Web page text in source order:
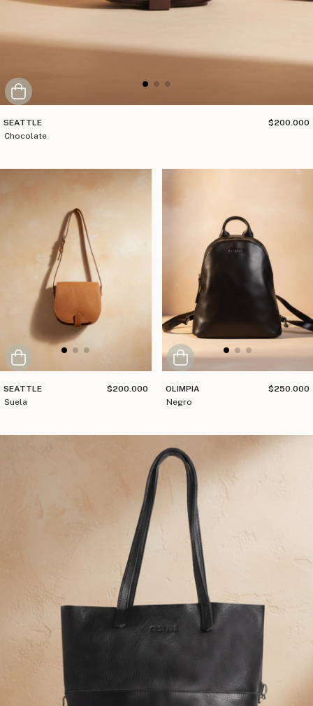
SEATTLE
chocolate
$200.000
SEATTLE
suela
$200.000
OLIMPIA
negro
$250.000